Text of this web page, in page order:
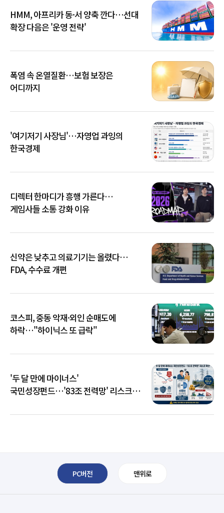
HMM, 아프리카 동·서 양축 깐다…선대
확장 다음은 '운영 전략'
폭염 속 온열질환…보험 보장은
어디까지
'여기저기 사장님'…자영업 과잉의
한국경제
디렉터 한마디가 흥행 가른다…
게임사들 소통 강화 이유
신약은 낮추고 의료기기는 올렸다…
FDA, 수수료 개편
코스피, 중동 악재·외인 순매도에
하락…"하이닉스 또 급락"
'두 달 만에 마이너스'
국민성장펀드…'83조 전력망' 리스크
PC버전 맨위로